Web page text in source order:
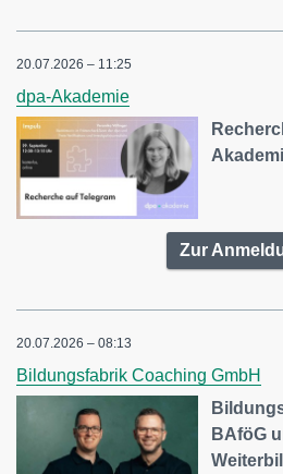
20.07.2026 – 11:25
dpa-Akademie
Zur
20.07.2026 – 08:13
Bildungsfabrik Coaching GmbH
BAföG